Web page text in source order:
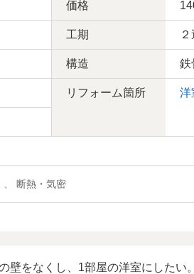
価格
工期
構造 鉄
リフォーム箇所 洋
、 断熱・気密
壁をなくし、1部屋の洋室にしたい